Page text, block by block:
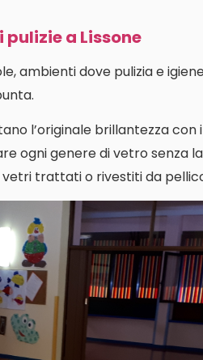
a Lissone
ambienti dove pulizia e
l’originale brillantezza
ogni genere di vetro senza
trattati o rivestiti da